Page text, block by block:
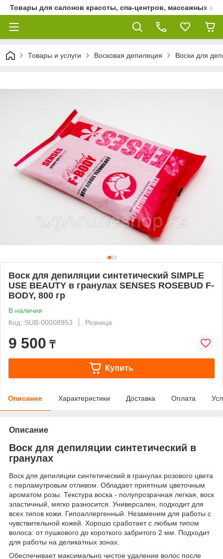
Товары для салонов красоты, спа-центров, массажных
Товары и услуги Восковая депиляция Воски для
Воск для депиляции синтетический SIMPLE
USE BEAUTY в гранулах SENSES ROSEBUD F-
BODY, 800 гр
В наличии
Код: SUB-00008953
Розница
9 500 ₸
Купить
Описание Характеристики Доставка Оплата
Описание
Воск для депиляции синтетический в
гранулах
Воск для депиляции синтетический в гранулах розового цвета
с перламутровым отливом. Обладает приятным цветочным
ароматом розы. Текстура воска - полупрозрачная легкая, воск
эластичный, мягко разносится. Универсален, подходит для
всех типов кожи. Гипоаллергенный. Незаменим для работы с
чувствительной кожей. Хорошо сработает с любым типом
волоса: от пушкового до короткого забритого 2 мм. Подходит
для работы на деликатных зонах.
Обеспечивает максимально чистое удаление волос после